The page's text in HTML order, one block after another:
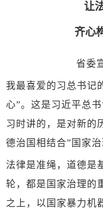
让
齐心
省委
我最喜爱的习总书记
心”。这是习近平总
习时讲的，是对新的
德治国相结合”国家
法律是准绳，道德是
轮，都是国家治理的
之上，以国家暴力机